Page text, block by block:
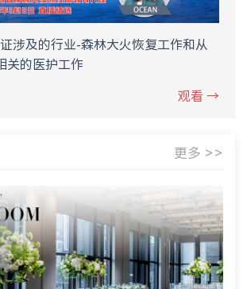
涉及的行业-森林大火恢复工作和从
关的医护工作
观看 →
更多 >>